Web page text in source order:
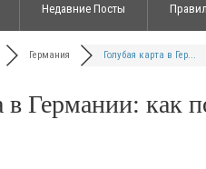
Недавние Посты
Германия Голубая карта в Гер...
в Германии: как